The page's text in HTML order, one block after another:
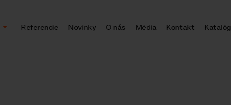
Referencie Novinky O nás Média Kontakt Katalóg